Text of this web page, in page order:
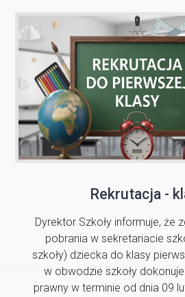
Rekrutacja -
Dyrektor Szkoły informuje, że
pobrania w sekretariacie
szkoły) dziecka do klasy
w obwodzie szkoły
prawny w terminie od dnia 09